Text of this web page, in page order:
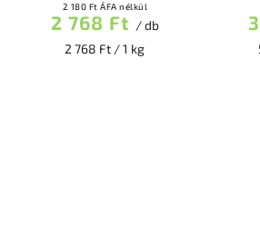
2 180 Ft ÁFA nélkül
2 768 Ft / db
2 768 Ft / 1 kg